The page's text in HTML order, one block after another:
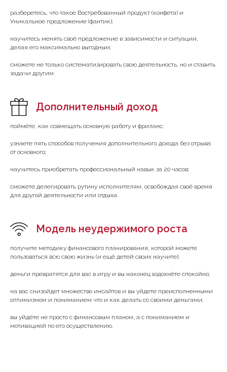
разберетесь, что такое Востребованный продукт (конфета) и
Уникальное предложение (фантик);
научитесь менять своё предложение в зависимости и ситуации,
делая его максимально выгодным;
сможете не только систематизировать свою деятельность, но и ставить
задачи другим.
Дополнительный доход
поймёте, как совмещать основную работу и фриланс;
узнаете пять способов получения дополнительного дохода без отрыва
от основного;
научитесь приобретать профессиональный навык за 20 часов;
сможете делегировать рутину исполнителям, освобождая своё время
для другой деятельности или отдыха.
Модель неудержимого роста
получите методику финансового планирования, которой можете
пользоваться всю свою жизнь (и ещё детей своих научите);
деньги превратятся для вас в игру и вы наконец вздохнёте спокойно;
на вас снизойдет множество инсайтов и вы уйдете преисполненными
оптимизмом и пониманием что и как делать со своими деньгами;
вы уйдёте не просто с финансовым планом, а с пониманием и
мотивацией по его осуществлению.